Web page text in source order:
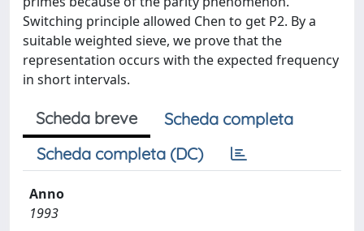
Switching principle allowed Chen to get P2. By a
suitable weighted sieve, we prove that the
representation occurs with the expected frequency
in short intervals.
Scheda breve
Scheda completa
Scheda completa (DC)
Anno
1993